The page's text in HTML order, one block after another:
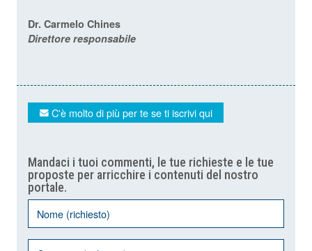
Dr. Carmelo Chines
Direttore responsabile
C'è molto di più per te se ti iscrivi qui
Mandaci i tuoi commenti, le tue richieste e le tue
proposte per arricchire i contenuti del nostro
portale.